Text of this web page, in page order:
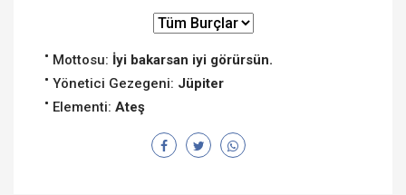
Mottosu: İyi bakarsan iyi görürsün.
Yönetici Gezegeni: Jüpiter
Elementi: Ateş